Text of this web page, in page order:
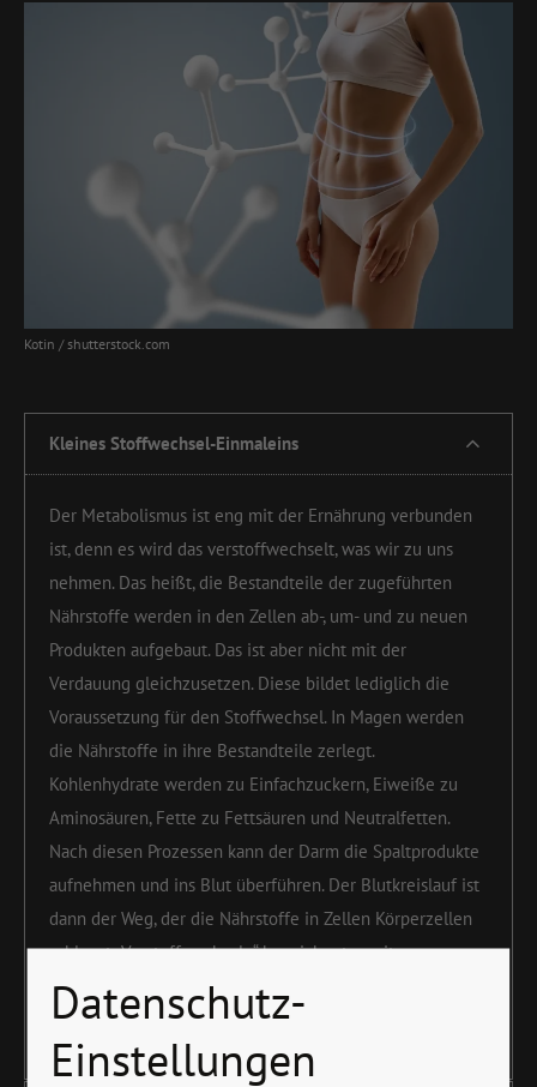
Kotin / shutterstock.com
Kleines Stoffwechsel-Einmaleins
Der Metabolismus ist eng mit der Ernährung verbunden
ist, denn es wird das verstoffwechselt, was wir zu uns
nehmen. Das heißt, die Bestandteile der zugeführten
Nährstoffe werden in den Zellen ab-, um- und zu neuen
Produkten aufgebaut. Das ist aber nicht mit der
Verdauung gleichzusetzen. Diese bildet lediglich die
Voraussetzung für den Stoffwechsel. In Magen werden
die Nährstoffe in ihre Bestandteile zerlegt.
Kohlenhydrate werden zu Einfachzuckern, Eiweiße zu
Aminosäuren, Fette zu Fettsäuren und Neutralfetten.
Nach diesen Prozessen kann der Darm die Spaltprodukte
aufnehmen und ins Blut überführen. Der Blutkreislauf ist
dann der Weg, der die Nährstoffe in Zellen Körperzellen
schleust. „Verstoffwechseln“ bezeichnet somit
biochemische Prozesse, die nach der Verdauung und dem
Transport über die Blutbahn in den Zellen passieren.
Datenschutz-
Einstellungen